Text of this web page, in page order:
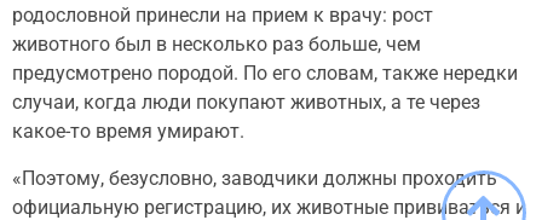
родословной принесли на прием к врачу: рост
животного был в несколько раз больше, чем
предусмотрено породой. По его словам, также нередки
случаи, когда люди покупают животных, а те через
какое-то время умирают.
«Поэтому, безусловно, заводчики должны проходить
официальную регистрацию, их животные прививаться и